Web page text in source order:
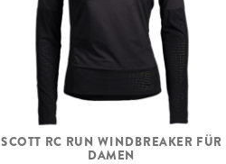
SCOTT RC RUN WINDBREAKER FÜR
DAMEN